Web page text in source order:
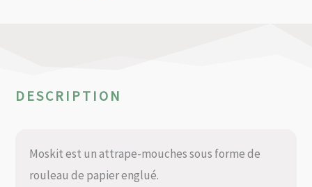
DESCRIPTION
Moskit est un attrape-mouches sous forme de
rouleau de papier englué.